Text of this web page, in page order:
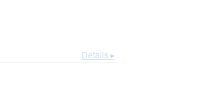
Details ▸